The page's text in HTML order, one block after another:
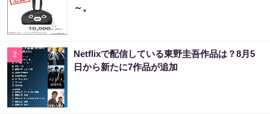
～。
2
Netflixで配信している東野圭吾作品は？8月5
日から新たに7作品が追加